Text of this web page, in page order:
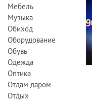
Мебель
Музыка
Обиход
Оборудование
Обувь
Одежда
Оптика
Отдам даром
Отдых